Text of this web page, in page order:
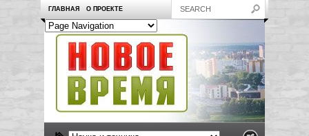
ГЛАВНАЯ О ПРОЕКТЕ